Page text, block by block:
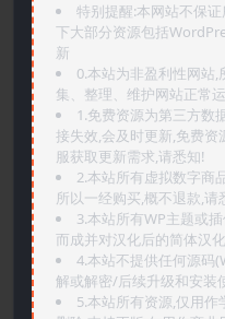
特别提醒:本网站不保
下大部分资源包括
新
0.本站为非盈利性网站
集、整理、维护网站正常
1.免费资源为第三方数
接失效,会及时更新,免费
服获取更新需求,请悉知!
2.本站所有虚拟数字商
所以一经购买,概不退款,请
3.本站所有WP主题或
而成并对汉化后的简体汉
4.本站不提供任何源码
解或解密/后续升级和安装
5.本站所有资源,仅用